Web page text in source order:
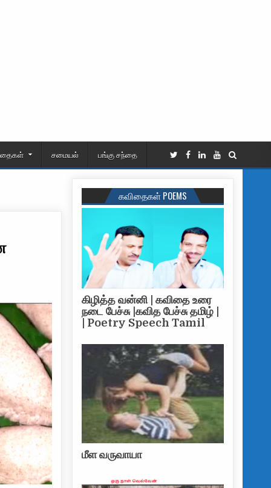
சமையல் பங்கு சந்தை
கவிதைகள் POEMS
கிழித்த வன்னி | கவிதை உரை
நடை பேச்சு |கவித பேச்சு தமிழ் |
| Poetry Speech Tamil
மீள வருவாயா